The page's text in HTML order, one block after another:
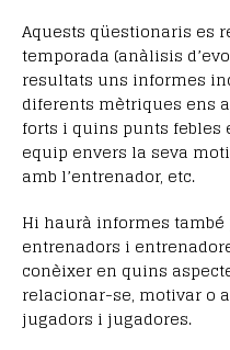
Aquests qüestionaris es
temporada (anàlisis
resultats uns informes
diferents mètriques ens
forts i quins punts febles
equip envers la seva
amb l’entrenador, etc.
Hi haurà informes
entrenadors i
conèixer en quins
relacionar-se, motivar o
jugadors i jugadores.